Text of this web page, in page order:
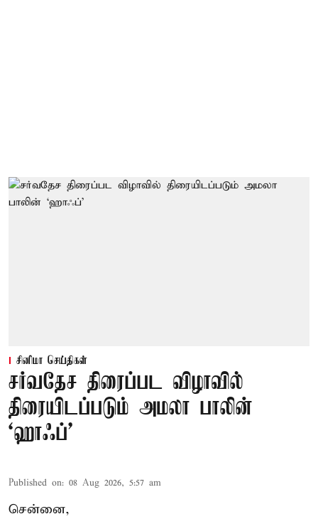
சினிமா செய்திகள்
சர்வதேச திரைப்பட விழாவில்
திரையிடப்படும் அமலா பாலின்
‘ஹாஃப்’
Published on: 08 Aug 2026, 5:57 am
சென்னை,